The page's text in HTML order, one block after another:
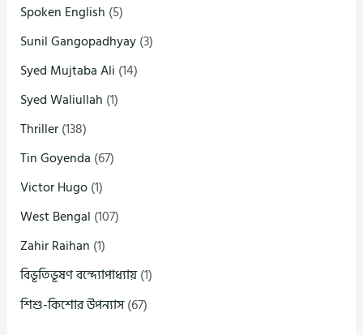
Spoken English (5)
Sunil Gangopadhyay(3)
Syed Mujtaba Ali (14)
Syed Waliullah (1)
Thriller(138)
Tin Goyenda (67)
Victor Hugo(1)
West Bengal (107)
Zahir Raihan (1)
বিভূতিভূষণ বন্দ্যোপাধ্যায়(1)
শিশু-কিশোর উপন্যাস(67)